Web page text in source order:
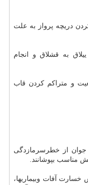
دریچه پرواز به علت
به قشلاق و انجام
و متراكم كردن قاب
جوان از خطرسرمازدگی
مناسب بپوشانند.
آفات وبیماریها،